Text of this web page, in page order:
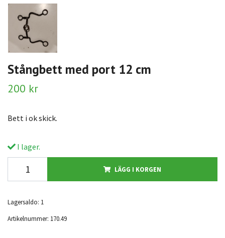
Stångbett med port 12 cm
200 kr
Bett i ok skick.
I lager.
LÄGG I KORGEN
Lagersaldo: 1
Artikelnummer: 170.49